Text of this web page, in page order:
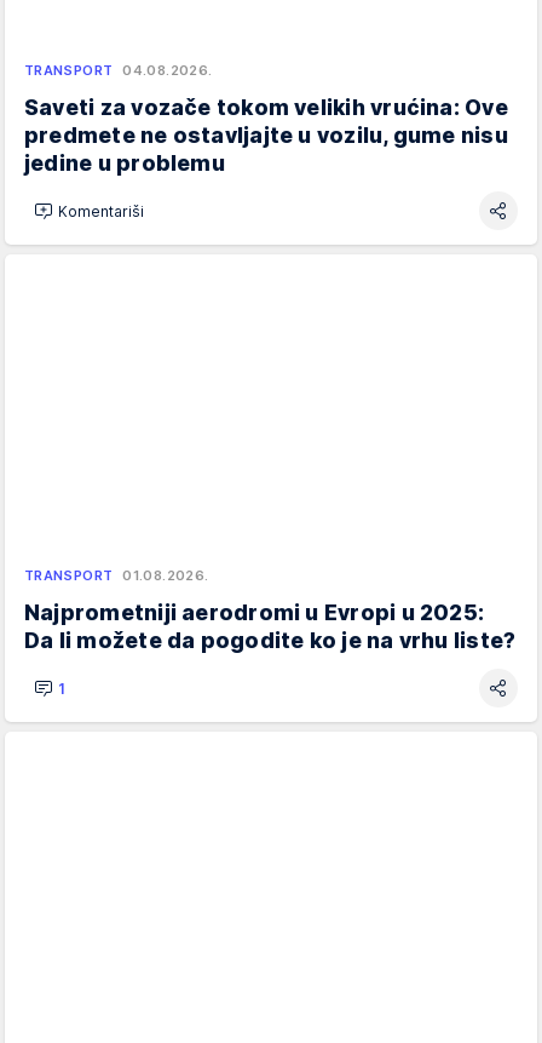
TRANSPORT 04.08.2026.
Saveti za vozače tokom velikih vrućina: Ove
predmete ne ostavljajte u vozilu, gume nisu
jedine u problemu
Komentariši
TRANSPORT 01.08.2026.
Najprometniji aerodromi u Evropi u 2025:
Da li možete da pogodite ko je na vrhu liste?
1